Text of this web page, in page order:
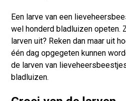
Een larve van een
wel honderd bladluizen opeten.
larven uit? Reken dan maar uit
één dag opgegeten kunnen
de larven van
bladluizen.